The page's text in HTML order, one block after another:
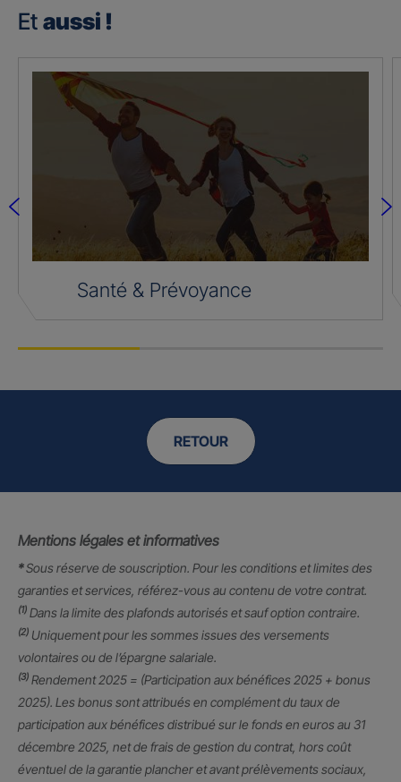
Et aussi !
Santé & Prévoyance
RETOUR
Mentions légales et informatives
*Sous réserve de souscription. Pour les conditions et limites des
garanties et services, référez-vous au contenu de votre contrat.
(1) Dans la limite des plafonds autorisés et sauf option contraire.
(2) Uniquement pour les sommes issues des versements
volontaires ou de l’épargne salariale.
(3) Rendement 2025 = (Participation aux bénéfices 2025 + bonus
2025). Les bonus sont attribués en complément du taux de
participation aux bénéfices distribué sur le fonds en euros au 31
décembre 2025, net de frais de gestion du contrat, hors coût
éventuel de la garantie plancher et avant prélèvements sociaux,